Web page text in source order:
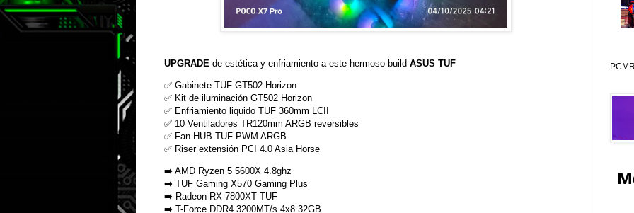
UPGRADE de estética y enfriamiento a este hermoso build ASUS TUF
✅ Gabinete TUF GT502 Horizon
✅ Kit de iluminación GT502 Horizon
✅ Enfriamiento liquido TUF 360mm LCII
✅ 10 Ventiladores TR120mm ARGB reversibles
✅ Fan HUB TUF PWM ARGB
✅ Riser extensión PCI 4.0 Asia Horse
➡️ AMD Ryzen 5 5600X 4.8ghz
➡️ TUF Gaming X570 Gaming Plus
➡️ Radeon RX 7800XT TUF
➡️ T-Force DDR4 3200MT/s 4x8 32GB